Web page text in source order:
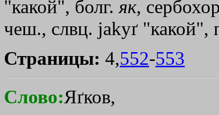
"какой", болг. як,
чеш., слвц. jakyґ "какой",
Страницы: 4,552-553
Слово:Яґков,